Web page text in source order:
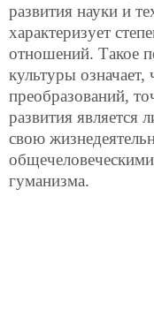
развития науки и
характеризует
отношений. Такое
культуры
преобразований,
развития является
свою
гуманизма.